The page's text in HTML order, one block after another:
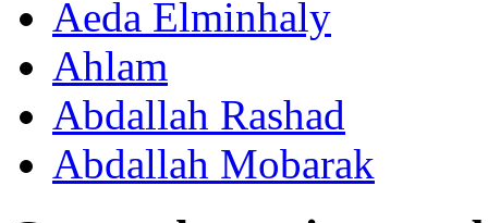
Aeda Elminhaly
Ahlam
Abdallah Rashad
Abdallah Mobarak